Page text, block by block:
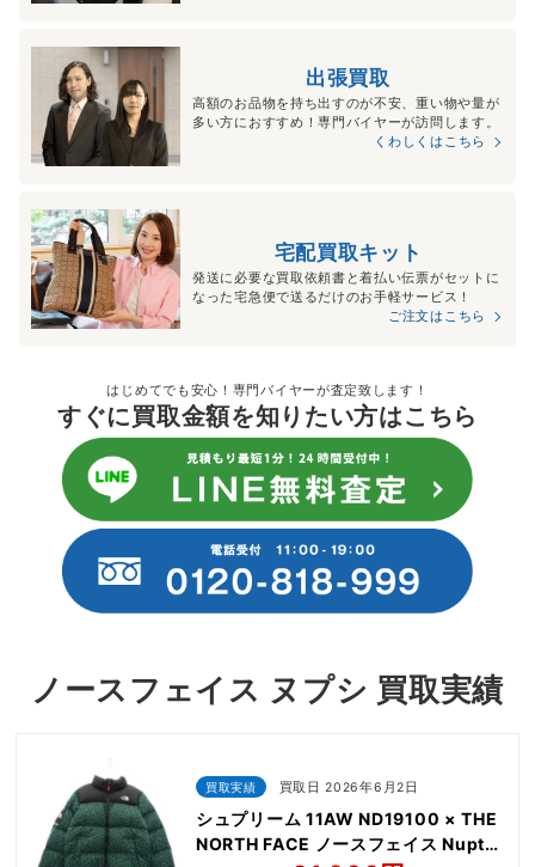
出張買取
高額のお品物を持ち出すのが不安、重い物や量が
多い方におすすめ！専門バイヤーが訪問します。
くわしくはこちら
宅配買取キット
発送に必要な買取依頼書と着払い伝票がセットに
なった宅急便で送るだけのお手軽サービス！
ご注文はこちら
はじめてでも安心！専門バイヤーが査定致します！
すぐに買取金額を知りたい方はこちら
ノースフェイス ヌプシ 買取実績
買取実績 買取日 2026年6月2日
シュプリーム 11AW ND19100 × THE
NORTH FACE ノースフェイス Nuptse